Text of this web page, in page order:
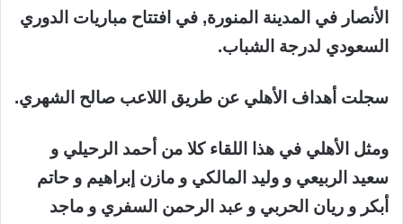
الأنصار في المدينة المنورة, في افتتاح مباريات الدوري
السعودي لدرجة الشباب.
سجلت أهداف الأهلي عن طريق اللاعب صالح الشهري.
ومثل الأهلي في هذا اللقاء كلا من أحمد الرحيلي و
سعيد الربيعي و وليد المالكي و مازن إبراهيم و حاتم
أبكر و ريان الحربي و عبد الرحمن السفري و ماجد